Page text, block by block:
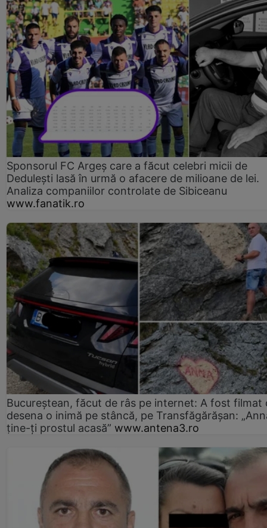
Sponsorul FC Argeș care a făcut celebri micii de
Dedulești lasă în urmă o afacere de milioane de lei.
Analiza companiilor controlate de Sibiceanu
www.fanatik.ro
Bucureștean, făcut de râs pe internet: A fost filmat
desena o inimă pe stâncă, pe Transfăgărășan:
ține-ți prostul acasă” www.antena3.ro